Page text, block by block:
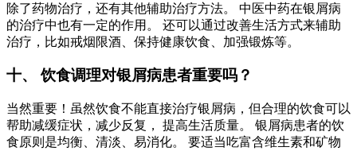
除了药物治疗，还有其他辅助治疗方法。 中医中药在银屑病
的治疗中也有一定的作用。 还可以通过改善生活方式来辅助
治疗，比如戒烟限酒、保持健康饮食、加强锻炼等。
十、 饮食调理对银屑病患者重要吗？
当然重要！虽然饮食不能直接治疗银屑病，但合理的饮食可以
帮助减缓症状，减少反复， 提高生活质量。 银屑病患者的饮
食原则是均衡、清淡、易消化。 要适当吃富含维生素和矿物